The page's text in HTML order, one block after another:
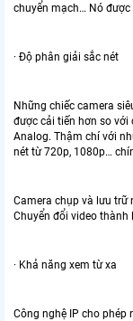
chuyển mạch… Nó
· Độ phân giải sắc nét
Những chiếc camera
được cải tiến hơn so với
Analog. Thậm chí với
nét từ 720p, 1080p…
Camera chụp và lưu trữ
Chuyển đổi video thành
· Khả năng xem từ xa
Công nghệ IP cho phép